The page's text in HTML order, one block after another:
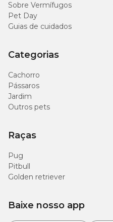
Sobre Vermífugos
Pet Day
Guias de cuidados
Categorias
Cachorro
Pássaros
Jardim
Outros pets
Raças
Pug
Pitbull
Golden retriever
Baixe nosso app